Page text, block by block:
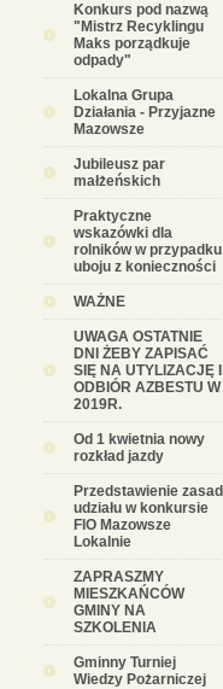
Konkurs pod nazwą
"Mistrz Recyklingu
Maks porządkuje
odpady"
Lokalna Grupa
Działania - Przyjazne
Mazowsze
Jubileusz par
małżeńskich
Praktyczne
wskazówki dla
rolników w przypadku
uboju z konieczności
WAŻNE
UWAGA OSTATNIE
DNI ŻEBY ZAPISAĆ
SIĘ NA UTYLIZACJĘ I
ODBIÓR AZBESTU W
2019R.
Od 1 kwietnia nowy
rozkład jazdy
Przedstawienie zasad
udziału w konkursie
FIO Mazowsze
Lokalnie
ZAPRASZMY
MIESZKAŃCÓW
GMINY NA
SZKOLENIA
Gminny Turniej
Wiedzy Pożarniczej